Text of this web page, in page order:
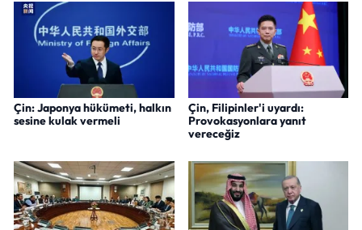
Çin: Japonya hükümeti, halkın
sesine kulak vermeli
Çin, Filipinler'i uyardı:
Provokasyonlara yanıt
vereceğiz